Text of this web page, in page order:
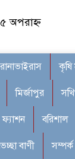
অপরাহ্ন
কৃষি
মির্জাপুর
ফ্যাশন বরিশাল
বাণী সম্পর্ক